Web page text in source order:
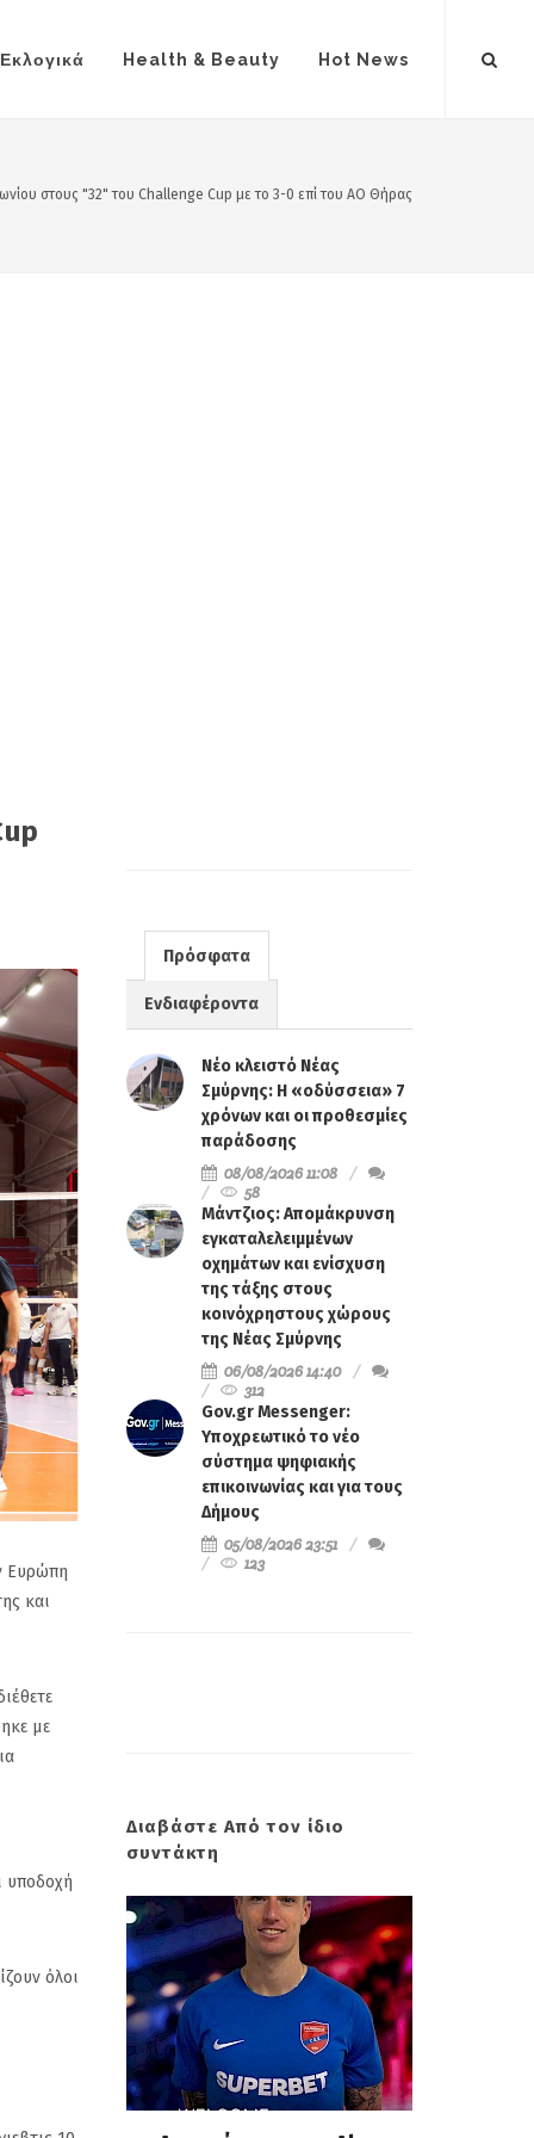
Εκλογικά Health & Beauty Hot News
στους "32" του Challenge Cup με το 3-0 επί του ΑΟ Θήρας
Ευρώπη
και
με
υποδοχή
όλοι
Πρόσφατα
Ενδιαφέροντα
Νέο κλειστό Νέας
Σμύρνης: Η «οδύσσεια» 7
χρόνων και οι προθεσμίες
παράδοσης
08/08/2026 11:08
58
Μάντζιος: Απομάκρυνση
εγκαταλελειμμένων
οχημάτων και ενίσχυση
της τάξης στους
κοινόχρηστους χώρους
της Νέας Σμύρνης
06/08/2026 14:40
312
Gov.gr Messenger:
Υποχρεωτικό το νέο
σύστημα ψηφιακής
επικοινωνίας και για τους
Δήμους
05/08/2026 23:51
123
Διαβάστε Από τον ίδιο
συντάκτη